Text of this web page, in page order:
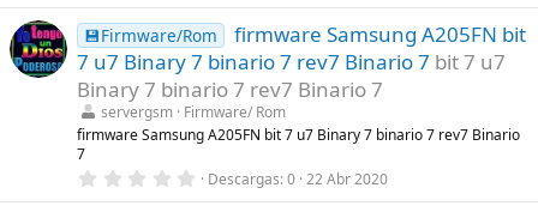
l
l
a
(
s
)
0
0
e
s
t
r
e
l
l
s
💾Firmware/Rom
firmware Samsung A205FN bit
7 u7 Binary 7 binario 7 rev7 Binario 7 bit 7 u7
Binary 7 binario 7 rev7 Binario 7
servergsm Firmware/ Rom
firmware Samsung A205FN bit 7 u7 Binary 7 binario 7 rev7 Binario
7
0 Descargas 0 22 Abr 2020